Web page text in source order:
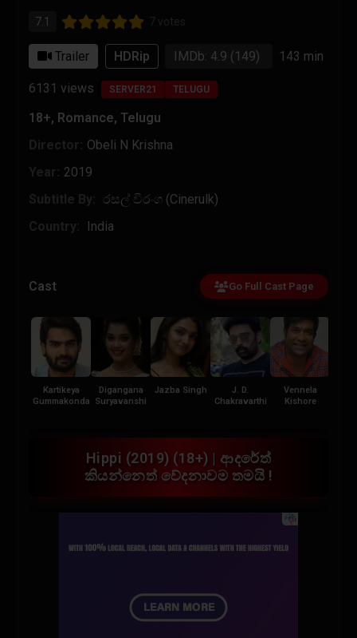
7.1 7 votes
Trailer HDRip IMDb: 4.9 (149) 143 min
6131 views SERVER21 TELUGU
18+, Romance,Telugu
Director: Obeli N Krishna
Year: 2019
Subtitle By:
රසල් විරංග (Cinerulk)
Country:
India
Cast Go Full Cast Page
Kartikeya
Gummakonda
Digangana
Suryavanshi
Jazba Singh
J. D.
Chakravarthi
Vennela
Kishore
Hippi (2019) (18+) | ආදරේත්
කියන්නෙත් වේදනාවම තමයි !